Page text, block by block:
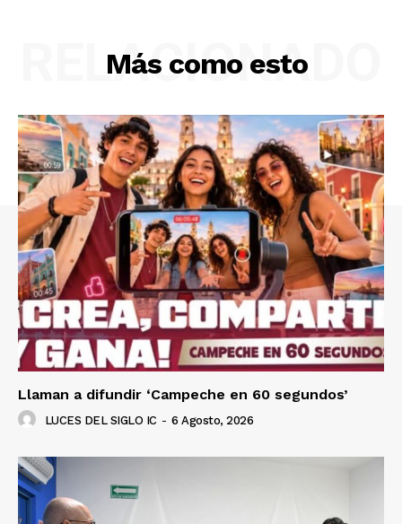
Más como esto
RELACIONADO
Llaman a difundir ‘Campeche en 60 segundos’
LUCES DEL SIGLO IC - 6 Agosto, 2026